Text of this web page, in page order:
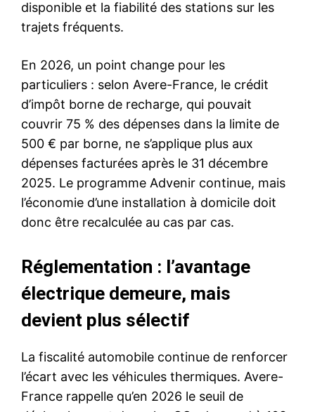
disponible et la fiabilité des stations sur les
trajets fréquents.
En 2026, un point change pour les
particuliers : selon Avere-France, le crédit
d’impôt borne de recharge, qui pouvait
couvrir 75 % des dépenses dans la limite de
500 € par borne, ne s’applique plus aux
dépenses facturées après le 31 décembre
2025. Le programme Advenir continue, mais
l’économie d’une installation à domicile doit
donc être recalculée au cas par cas.
Réglementation : l’avantage
électrique demeure, mais
devient plus sélectif
La fiscalité automobile continue de renforcer
l’écart avec les véhicules thermiques. Avere-
France rappelle qu’en 2026 le seuil de